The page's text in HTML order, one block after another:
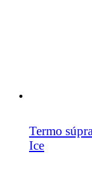
Termo
Ice